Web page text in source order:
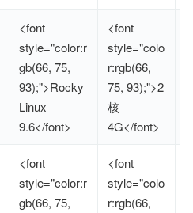
<font
style="color:r
gb(66, 75,
93);">Rocky
Linux
9.6</font>
<font
style="colo
r:rgb(66,
75, 93);">2
核
4G</font>
<font
style="color:r
gb(66, 75,
<font
style="colo
r:rgb(66,